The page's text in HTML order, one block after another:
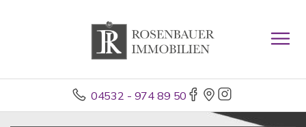
04532 - 974 89 50